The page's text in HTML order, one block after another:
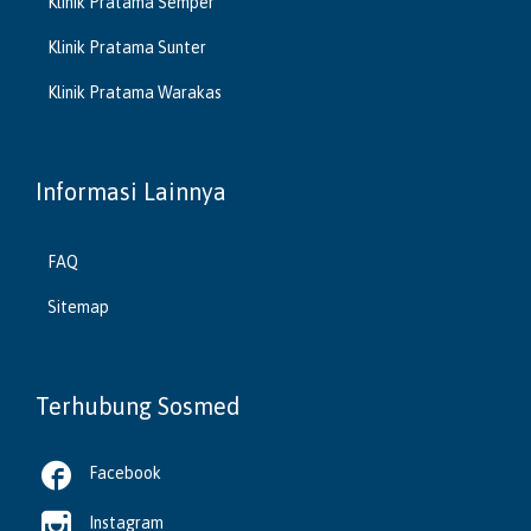
Klinik Pratama Sunter
Klinik Pratama Warakas
Informasi Lainnya
FAQ
Sitemap
Terhubung Sosmed
 Facebook
Instagram